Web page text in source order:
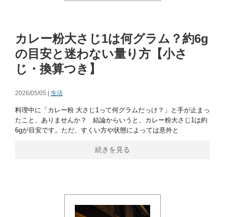
カレー粉大さじ1は何グラム？約6g
の目安と迷わない量り方【小さ
じ・換算つき】
2026/05/05 | 生活
料理中に「カレー粉 大さじ1って何グラムだっけ？」と手が止まっ
たこと、ありませんか？ 結論からいうと、カレー粉大さじ1は約
6gが目安です。ただ、すくい方や状態によっては意外と
続きを見る